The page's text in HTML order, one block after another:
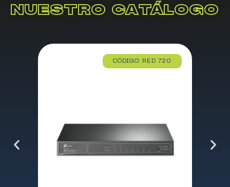
NUESTRO CATÁLOGO
CÓDIGO: RED 720